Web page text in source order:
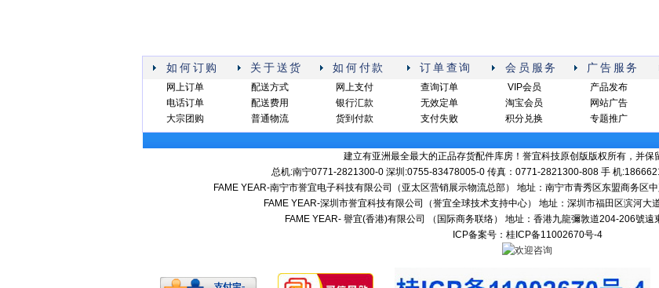
如何订购 关于送货 如何付款 订单查询 会员服务 广告服务
网上订单
电话订单
大宗团购
配送方式
配送费用
普通物流
网上支付
银行汇款
货到付款
查询订单
无效定单
支付失败
VIP会员
淘宝会员
积分兑换
产品发布
网站广告
专题推广
建立有亚洲最全最大的正品存货配件库房！誉宜科技原创版版权所有，并保
总机:南宁0771-2821300-0 深圳:0755-83478005-0 传真：0771-2821300-808 手 机
FAME YEAR-南宁市誉宜电子科技有限公司（亚太区营销展示物流总部） 地址：南宁市青秀区东盟商务区
FAME YEAR-深圳市誉宜科技有限公司（誉宜全球技术支持中心） 地址：深圳市福田区滨河大
FAME YEAR- 譽宜(香港)有限公司 （国际商务联络） 地址：香港九龍彌敦道204-206號遠
ICP备案号：桂ICP备11002670号-4